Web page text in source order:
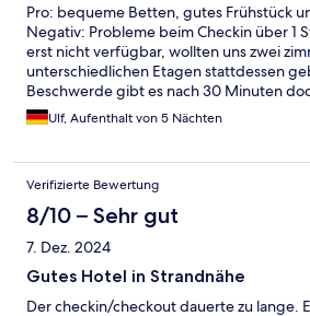
Pro: bequeme Betten, gutes Frühstück
Negativ: Probleme beim Checkin über 1
erst nicht verfügbar, wollten uns zwei
unterschiedlichen Etagen stattdessen
Beschwerde gibt es nach 30 Minuten
zwei Zimmern und Verbindungstür
erfolgte ohne Nachfrage in Euro mit
Problemen nur mäßig hilfreich und
Ulf, Aufenthalt von 5 Nächten
Verifizierte Bewertung
8/10 – Sehr gut
7. Dez. 2024
Gutes Hotel in Strandnähe
Der checkin/checkout dauerte zu lange.